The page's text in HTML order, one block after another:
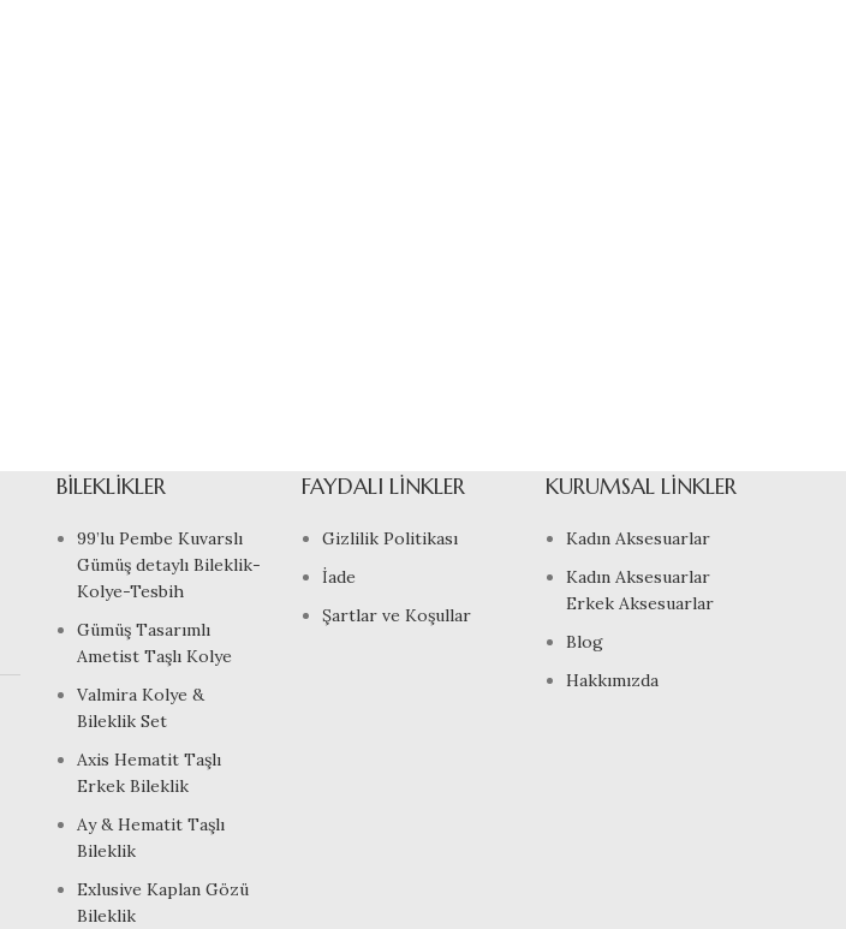
BILEKLIKLER
99’lu Pembe Kuvarslı
Gümüş detaylı Bileklik-
Kolye-Tesbih
Gümüş Tasarımlı
Ametist Taşlı Kolye
Valmira Kolye &
Bileklik Set
Axis Hematit Taşlı
Erkek Bileklik
Ay & Hematit Taşlı
Bileklik
Exlusive Kaplan Gözü
Bileklik
FAYDALI LINKLER
Gizlilik Politikası
İade
Şartlar ve Koşullar
KURUMSAL LINKLER
Kadın Aksesuarlar
Kadın Aksesuarlar
Erkek Aksesuarlar
Blog
Hakkımızda